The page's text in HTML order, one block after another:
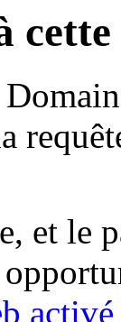
et le
activé